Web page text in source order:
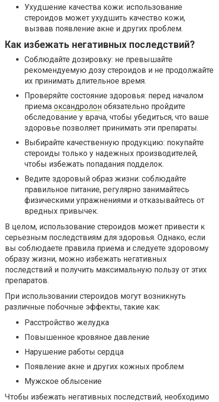
Ухудшение качества кожи: использование
стероидов может ухудшить качество кожи,
вызвав появление акне и других проблем.
Как избежать негативных последствий?
Соблюдайте дозировку: не превышайте
рекомендуемую дозу стероидов и не продолжайте
их принимать длительное время.
Проверяйте состояние здоровья: перед началом
приема оксандролон обязательно пройдите
обследование у врача, чтобы убедиться, что ваше
здоровье позволяет принимать эти препараты.
Выбирайте качественную продукцию: покупайте
стероиды только у надежных производителей,
чтобы избежать попадания подделок.
Ведите здоровый образ жизни: соблюдайте
правильное питание, регулярно занимайтесь
физическими упражнениями и отказывайтесь от
вредных привычек.
В целом, использование стероидов может привести к
серьезным последствиям для здоровья. Однако, если
вы соблюдаете правила приема и следуете здоровому
образу жизни, можно избежать негативных
последствий и получить максимальную пользу от этих
препаратов.
При использовании стероидов могут возникнуть
различные побочные эффекты, такие как:
Расстройство желудка
Повышенное кровяное давление
Нарушение работы сердца
Появление акне и других кожных проблем
Мужское облысение
Чтобы избежать негативных последствий, необходимо